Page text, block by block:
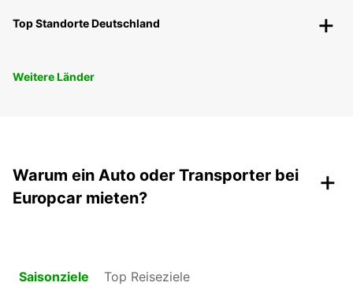
Top Standorte Deutschland
Weitere Länder
Warum ein Auto oder Transporter bei
Europcar mieten?
+
Saisonziele Top Reiseziele